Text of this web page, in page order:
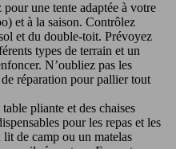
pour une tente adaptée à votre
et à la saison. Contrôlez
et du double-toit. Prévoyez
types de terrain et un
N’oubliez pas les
réparation pour pallier tout
pliante et des chaises
pour les repas et les
de camp ou un matelas